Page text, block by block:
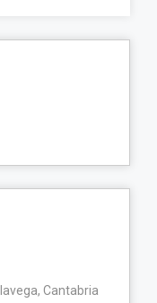
Cantabria